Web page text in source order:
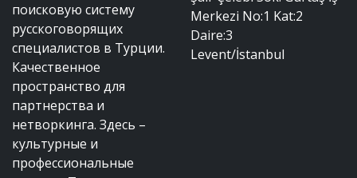
поисковую систему
русскоговорящих
специалистов в Турции.
Качественное
пространство для
партнерства и
нетворкинга. Здесь –
культурные и
профессиональные
Merkezi No:1 Kat:2
Daire:3
Levent/İstanbul